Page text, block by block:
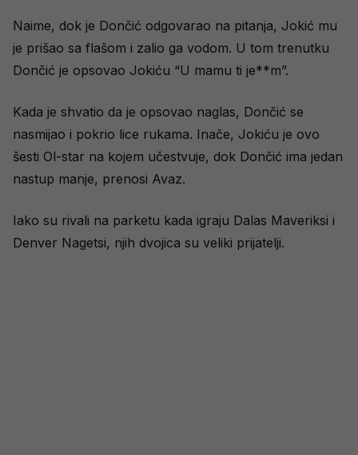
Naime, dok je Dončić odgovarao na pitanja, Jokić mu
je prišao sa flašom i zalio ga vodom. U tom trenutku
Dončić je opsovao Jokiću “U mamu ti je**m”.
Kada je shvatio da je opsovao naglas, Dončić se
nasmijao i pokrio lice rukama. Inače, Jokiću je ovo
šesti Ol-star na kojem učestvuje, dok Dončić ima jedan
nastup manje, prenosi Avaz.
Iako su rivali na parketu kada igraju Dalas Maveriksi i
Denver Nagetsi, njih dvojica su veliki prijatelji.